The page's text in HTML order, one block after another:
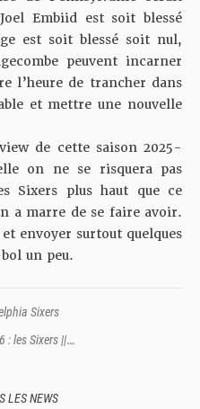
: les Sixers ||
Embiid est soit blessé
est soit blessé soit nul,
peuvent incarner
l’heure de trancher dans
et mettre une nouvelle
de cette saison 2025-
on ne se risquera pas
Sixers plus haut que ce
a marre de se faire avoir.
envoyer surtout quelques
un peu.
Sixers
LES NEWS